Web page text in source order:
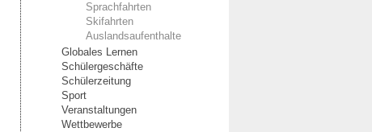
Sprachfahrten
Skifahrten
Auslandsaufenthalte
Globales Lernen
Schülergeschäfte
Schülerzeitung
Sport
Veranstaltungen
Wettbewerbe